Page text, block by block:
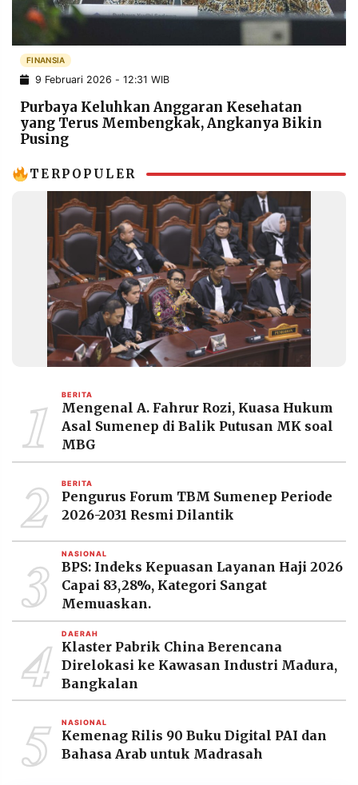
POLICY WARGA
INFORMASI
IKLAN
KIRIM
PENGADUAN TERM
OF
SERVICE
IKUTI
RESOLUSI
MEDIA
©
Resolusi.co
-
PT.
RESOLUSI
MEDIA
PRAMUDITA
FINANSIA
9 Februari 2026 - 12:31 WIB
Purbaya Keluhkan Anggaran Kesehatan
yang Terus Membengkak, Angkanya Bikin
Pusing
TERPOPULER
1 BERITA
Mengenal A. Fahrur Rozi, Kuasa Hukum
Asal Sumenep di Balik Putusan MK soal
MBG
2 BERITA
Pengurus Forum TBM Sumenep Periode
2026-2031 Resmi Dilantik
3 NASIONAL
BPS: Indeks Kepuasan Layanan Haji 2026
Capai 83,28%, Kategori Sangat
Memuaskan.
4 DAERAH
Klaster Pabrik China Berencana
Direlokasi ke Kawasan Industri Madura,
Bangkalan
5 NASIONAL
Kemenag Rilis 90 Buku Digital PAI dan
Bahasa Arab untuk Madrasah